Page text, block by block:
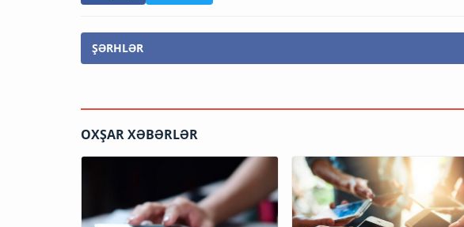
ŞƏRHLƏR
OXŞAR XƏBƏRLƏR